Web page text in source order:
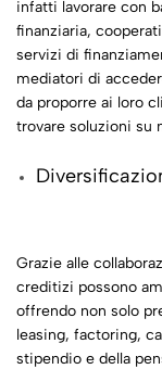
infatti lavorare con
finanziaria,
servizi di
mediatori di
da proporre ai loro
trovare soluzioni su
Grazie alle
creditizi possono
offrendo non solo
leasing, factoring,
stipendio e della